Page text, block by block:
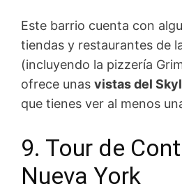
Este barrio cuenta con
tiendas y restaurantes de
(incluyendo la pizzería
ofrece unas vistas del
que tienes ver al menos
9. Tour de
Nueva York